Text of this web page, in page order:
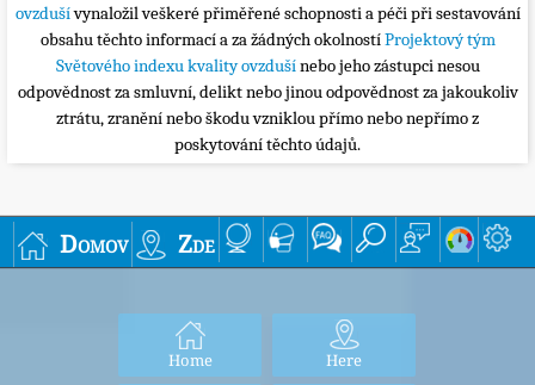
ovzdušívynaložil veškeré přiměřené schopnosti a péči při sestavování
obsahu těchto informací a za žádných okolnostíProjektový tým
Světového indexu kvality ovzdušínebo jeho zástupci nesou
odpovědnost za smluvní, delikt nebo jinou odpovědnost za jakoukoliv
ztrátu, zranění nebo škodu vzniklou přímo nebo nepřímo z
poskytování těchto údajů.
Domov Zde
Home Here